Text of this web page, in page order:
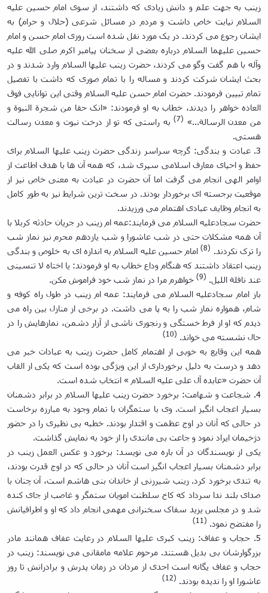
زینب به جهت علم و دانش زیادی که داشتند، از سوی امام حسین علیه
السلام نیابت خاص داشت و مردم در مسائل شرعی (حلال و حرام) به
ایشان رجوع می کردند. در یک مورد نقل شده است روزی امام حسن و امام
حسین علیهما السلام درباره بعضی از سخنان پیامبر اکرم صلی الله علیه
وآله با هم گفت وگو می کردند، حضرت زینب علیها السلام وارد شدند و در
بحث ایشان شرکت کردند و مساله را با تمام صوری که داشت با تفصیل
تمام تبیین فرمودند. حضرت امام حسن علیه السلام وقتی این توانایی فوق
العاده خواهر را دیدند، خطاب به او فرمودند: «انک حقا من شجرة النبوة و
من معدن الرسالة...» (7)
به راستی که تو از درخت نبوت و معدن رسالت
هستی.
3. عبادت و بندگی: گرچه سراسر زندگی حضرت زینب علیها السلام برای
حفظ و احیای معارف اسلامی سپری شد، که همه آن ها با هدف اطاعت از
اوامر الهی انجام می گرفت اما آن حضرت در عبادت به معنی خاص نیز از
موقعیت برجسته ای برخوردار بودند. در سخت ترین شرایط نیز به طور کامل
به انجام وظایف عبادی اهتمام می ورزیدند.
حضرت سجادعلیه السلام می فرمایند:عمه ام زینب در جریان حادثه کربلا با
آن همه مشکلات حتی در شب عاشورا و شب یازدهم محرم نیز نماز شب
را ترک نکردند. (8)
امام حسین علیه السلام به اندازه ای به خلوص و بندگی
زینب اعتقاد داشتند که هنگام وداع خطاب به او فرمودند: یا اختاه لا تنسینی
عند نافلة اللیل. (9)
خواهرم مرا در نماز شب خود فراموش مکن.
باز امام سجادعلیه السلام می فرمایند: عمه ام زینب در طول راه کوفه و
شام، همواره نماز شب را به پا می داشت. در برخی از منازل بین راه می
دیدم که او از فرط خستگی و رنجوری ناشی از آزار دشمن، نمازهایش را در
حال نشسته می خواند. (10)
همه این وقایع به خوبی از اهتمام کامل حضرت زینب به عبادات خبر می
دهد و درست به دلیل برخورداری از این ویژگی بوده است که یکی از القاب
آن حضرت «عابده آل علی علیه السلام » انتخاب شده است.
4. شجاعت و شهامت: برخورد حضرت زینب علیها السلام در برابر دشمنان
بسیار اعجاب انگیز است. وی با ستمگران با تمام وجود به مبارزه برخاست
در حالی که آنان در اوج عظمت و اقتدار بودند. خطبه بی نظیری را در حضور
دژخیمان ایراد نمود و جاعت بی مانندی را از خود به نمایش گذاشت.
یکی از نویسندگان در آن باره می نویسد: برخورد و عکس العمل زینب در
برابر دشمنان بسیار اعجاب انگیز است آنان در حالی که در اوج قدرت بودند،
به تندی برخورد کرد. زینب شیرزنی از خاندان بنی هاشم است، آن چنان با
صدای بلند ندا سرداد که کاخ سلطنت امویان ستمگر و غاصب از جای کنده
شد و در مجلس یزید سفاک سخنرانی مهمی انجام داد که او و اطرافیانش
را مفتضح نمود. (11)
5. حجاب و عفاف: زینب کبری علیها السلام در رعایت عفاف همانند مادر
بزرگوارشان بی بدیل هستند. مرحوم علامه مامقانی می نویسند: زینب در
حجاب و عفاف یگانه است احدی از مردان در زمان پدرش و برادرانش تا روز
عاشورا او را ندیده بودند. (12)